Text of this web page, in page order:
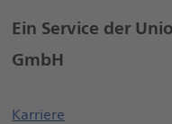
Ein Service der
GmbH
Karriere